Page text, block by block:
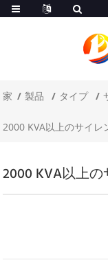
家 製品 タイプ
2000 KVA以上のサイレ
2000 KVA以上の